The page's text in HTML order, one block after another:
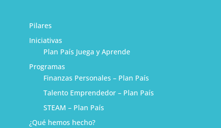
Pilares
Iniciativas
Plan País Juega y Aprende
Programas
Finanzas Personales – Plan País
Talento Emprendedor – Plan País
STEAM – Plan País
¿Qué hemos hecho?